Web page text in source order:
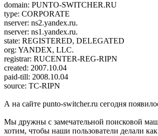
domain: PUNTO-SWITCHER.RU
type: CORPORATE
nserver: ns2.yandex.ru.
nserver: ns1.yandex.ru.
state: REGISTERED, DELEGATED
org: YANDEX, LLC.
registrar: RUCENTER-REG-RIPN
created: 2007.10.04
paid-till: 2008.10.04
source: TC-RIPN
А на сайте punto-switcher.ru сегодня
Мы дружны с замечательной поисковой
хотим, чтобы наши пользователи делали